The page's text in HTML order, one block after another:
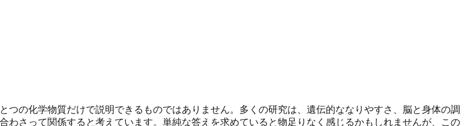
の化学物質だけで説明できるものではありません。多くの研究は、遺伝的ななりやすさ、脳と身体の調
さって関係すると考えています。単純な答えを求めていると物足りなく感じるかもしれませんが、この